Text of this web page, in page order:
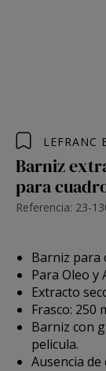
LEFRANC
Barniz
para
Referencia: 23-
Barniz para
Para Oleo y
Extracto
Frasco: 250
Barniz con
pelicula.
Ausencia